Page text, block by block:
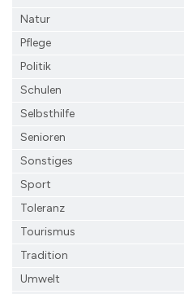
Natur
Pflege
Politik
Schulen
Selbsthilfe
Senioren
Sonstiges
Sport
Toleranz
Tourismus
Tradition
Umwelt